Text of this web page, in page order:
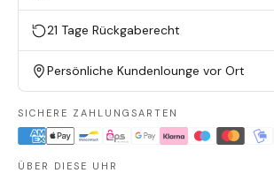
21 Tage Rückgaberecht
Persönliche Kundenlounge vor Ort
SICHERE ZAHLUNGSARTEN
ÜBER DIESE UHR